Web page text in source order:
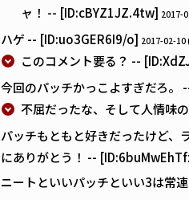
ャ！ -- [ID:cBYZ1JZ.4tw] 2017-
ハゲ -- [ID:uo3GER6I9/o] 2017-02-10
このコメント要る？ --
今回のパッチかっこよすぎだろ。
不屈だったな、そして人情味
パッチもともと好きだったけど、
にありがとう！ --
ニートといいパッチといい3は常